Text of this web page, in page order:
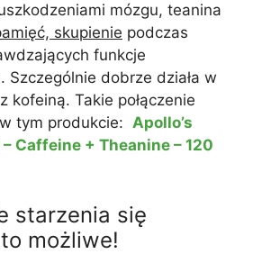
mózgu, teanina
skupienie podczas
funkcje
Szczególnie dobrze działa w
kofeiną. Takie połączenie
tym produkcie: Apollo’s
Caffeine + Theanine – 120
starzenia się
możliwe!